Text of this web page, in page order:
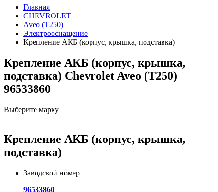
Главная
CHEVROLET
Aveo (T250)
Электрооснащение
Крепление АКБ (корпус, крышка, подставка)
Крепление АКБ (корпус, крышка,
подставка) Chevrolet Aveo (T250)
96533860
Выберите марку
Крепление АКБ (корпус, крышка,
подставка)
Заводской номер
96533860